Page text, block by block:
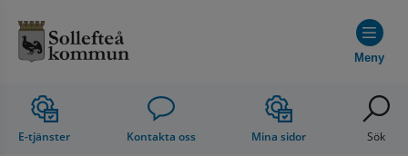
Meny
E-tjänster Kontakta oss Mina sidor Sök